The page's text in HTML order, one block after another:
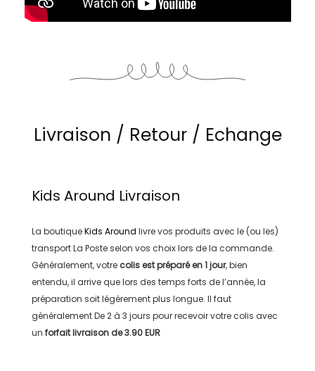
Livraison / Retour / Echange
Kids Around Livraison
La boutiqueKids Around livre vos produits avec le (ou les)
transportLa Posteselon vos choix lors de la commande.
Généralement, votre colis est préparé en1 jour, bien
entendu, il arrive que lors des temps forts de l’année, la
préparation soit légérement plus longue. Il faut
généralementDe 2 à 3 jours pour recevoir votre colis avec
un forfait livraison de3.90 EUR